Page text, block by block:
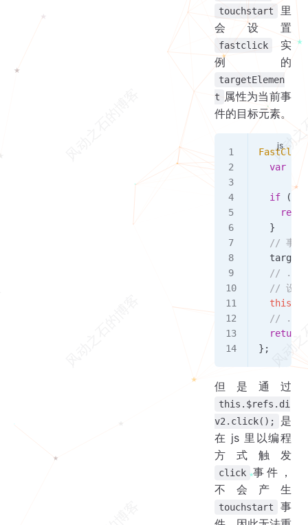
touchstart
里
会设置
fastclick
实
例的
targetElemen
t 属性为当前事
件的目标元素。
FastClick
  var
  if
(
  }
// 事件
  // ...
// 设置
  this
  // ...
  return
};
但是通过
this.$refs.di
v2.click();
是
在 js 里以编程
方式触发
click 事件，
不会产生
touchstart
事